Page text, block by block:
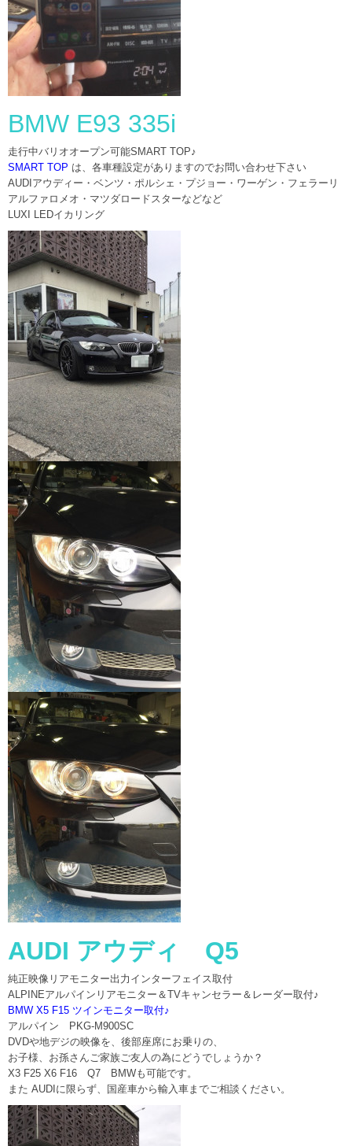
BMW E93 335i
走行中バリオオープン可能SMART TOP♪
SMART TOP は、各車種設定がありますのでお問い合わせ下さい
AUDIアウディー・ベンツ・ポルシェ・プジョー・ワーゲン・フェラーリ
アルファロメオ・マツダロードスターなどなど
LUXI LEDイカリング
AUDI アウディ Q5
純正映像リアモニター出力インターフェイス取付
ALPINEアルパインリアモニター＆TVキャンセラー＆レーダー取付♪
BMW X5 F15 ツインモニター取付♪
アルパイン PKG-M900SC
DVDや地デジの映像を、後部座席にお乗りの、
お子様、お孫さんご家族ご友人の為にどうでしょうか？
X3 F25 X6 F16 Q7 BMWも可能です。
また AUDIに限らず、国産車から輸入車までご相談ください。